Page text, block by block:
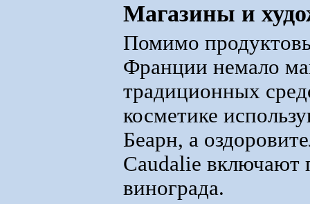
Магазины и
Помимо
Франции немало
традиционных
косметике
Беарн, а
Caudalie включают
винограда.